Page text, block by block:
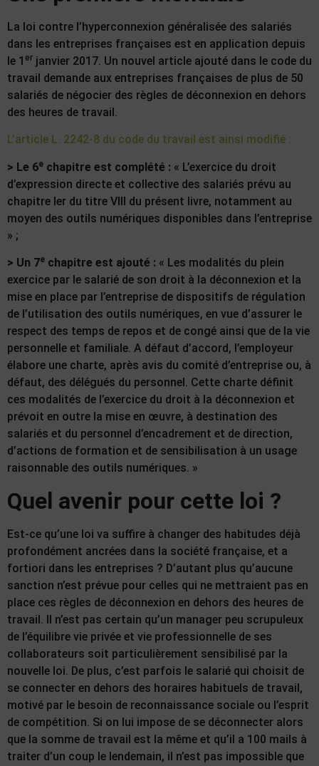
La loi contre l’hyperconnexion généralisée des salariés
dans les entreprises françaises est en application depuis
le 1 er janvier 2017. Un nouvel article ajouté dans le code du
travail demande aux entreprises françaises de plus de 50
salariés de négocier des règles de déconnexion en dehors
des heures de travail.
L’article L. 2242-8 du code du travail est ainsi modifié :
> Le 6e chapitre est complété : « L’exercice du droit
d’expression directe et collective des salariés prévu au
chapitre Ier du titre VIII du présent livre, notamment au
moyen des outils numériques disponibles dans l’entreprise
» ;
> Un 7e chapitre est ajouté : « Les modalités du plein
exercice par le salarié de son droit à la déconnexion et la
mise en place par l’entreprise de dispositifs de régulation
de l’utilisation des outils numériques, en vue d’assurer le
respect des temps de repos et de congé ainsi que de la vie
personnelle et familiale. A défaut d’accord, l’employeur
élabore une charte, après avis du comité d’entreprise ou, à
défaut, des délégués du personnel. Cette charte définit
ces modalités de l’exercice du droit à la déconnexion et
prévoit en outre la mise en œuvre, à destination des
salariés et du personnel d’encadrement et de direction,
d’actions de formation et de sensibilisation à un usage
raisonnable des outils numériques. »
Quel avenir pour cette loi ?
Est-ce qu’une loi va suffire à changer des habitudes déjà
profondément ancrées dans la société française, et a
fortiori dans les entreprises ? D’autant plus qu’aucune
sanction n’est prévue pour celles qui ne mettraient pas en
place ces règles de déconnexion en dehors des heures de
travail. Il n’est pas certain qu’un manager peu scrupuleux
de l’équilibre vie privée et vie professionnelle de ses
collaborateurs soit particulièrement sensibilisé par la
nouvelle loi. De plus, c’est parfois le salarié qui choisit de
se connecter en dehors des horaires habituels de travail,
motivé par le besoin de reconnaissance sociale ou l’esprit
de compétition. Si on lui impose de se déconnecter alors
que la somme de travail est la même et qu’il a 100 mails à
traiter d’un coup le lendemain, il n’est pas impossible que